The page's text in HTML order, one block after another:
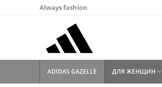
Always fashion
ADIDAS GAZELLE ДЛЯ ЖЕНЩИН 